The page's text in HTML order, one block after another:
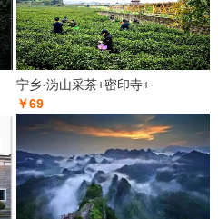
宁乡·沩山采茶+密印寺+
￥69